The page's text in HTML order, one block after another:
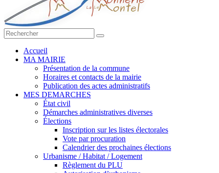
Accueil
MA MAIRIE
Présentation de la commune
Horaires et contacts de la mairie
Publication des actes administratifs
MES DEMARCHES
État civil
Démarches administratives diverses
Élections
Inscription sur les listes électorales
Vote par procuration
Calendrier des prochaines élections
Urbanisme / Habitat / Logement
Règlement du PLU